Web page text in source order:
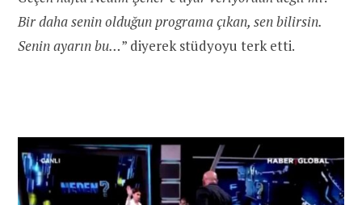
Bir daha senin olduğun programa çıkan, sen bilirsin.
Senin ayarın bu…” diyerek stüdyoyu terk etti.